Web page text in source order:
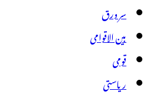
سر ورق
بین الاقوامی
قومی
ریاستی